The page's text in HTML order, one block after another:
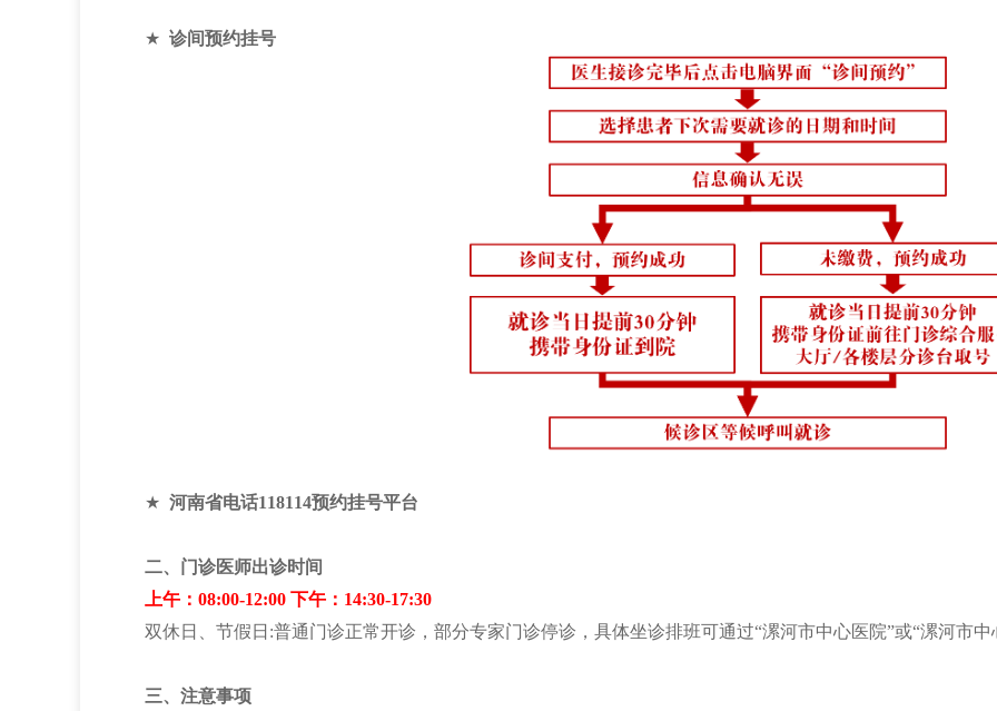
★ 诊间预约挂号
★ 河南省电话118114预约挂号平台
二、门诊医师出诊时间
上午：08:00-12:00 下午：14:30-17:30
双休日、节假日:普通门诊正常开诊，部分专家门诊停诊，具体坐诊排班可通过“漯河市中心医院”或“漯河市
三、注意事项